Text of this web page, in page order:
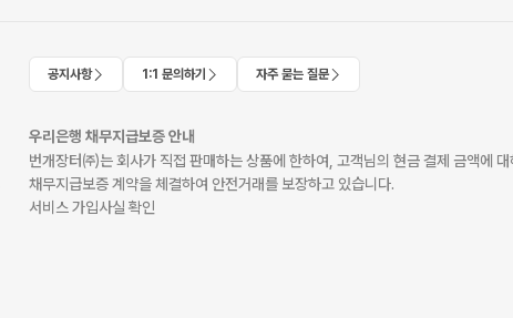
공지사항 1:1 문의하기 자주 묻는 질문
우리은행 채무지급보증 안내
번개장터㈜는 회사가 직접 판매하는 상품에 한하여, 고객님의 현금 결제 금액에
채무지급보증 계약을 체결하여 안전거래를 보장하고 있습니다.
서비스 가입사실 확인